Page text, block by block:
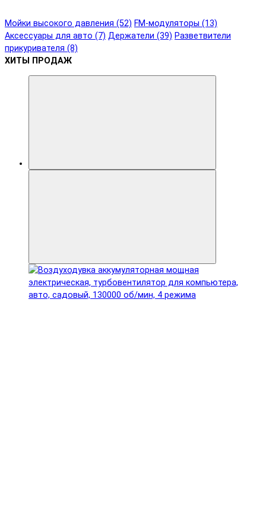
Мойки высокого давления (52) FM-модуляторы (13)
Аксессуары для авто (7) Держатели (39) Разветвители
прикуривателя (8)
ХИТЫ ПРОДАЖ